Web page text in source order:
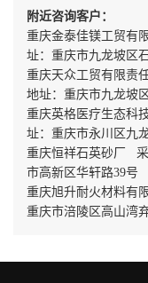
附近咨询客户：
重庆金泰佳镁工贸有
址：重庆市九龙坡区
重庆天众工贸有限责
地址：重庆市九龙坡
重庆英格医疗生态科
址：重庆市永川区九
重庆恒祥石英砂厂
市高新区华轩路39号
重庆旭升耐火材料有
重庆市涪陵区高山湾